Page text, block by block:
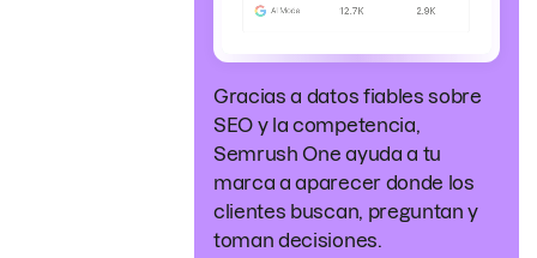
Gracias a datos fiables sobre
SEO y la competencia,
Semrush One ayuda a tu
marca a aparecer donde los
clientes buscan, preguntan y
toman decisiones.